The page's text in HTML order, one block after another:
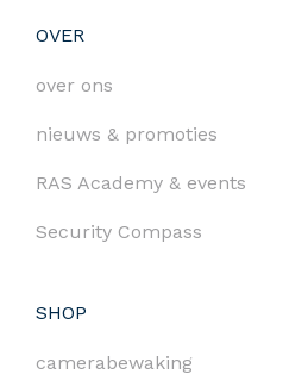
OVER
over ons
nieuws & promoties
RAS Academy & events
Security Compass
SHOP
camerabewaking